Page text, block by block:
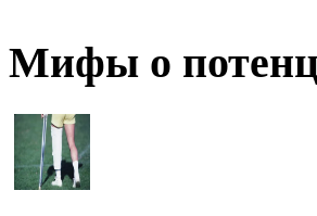
Мифы о